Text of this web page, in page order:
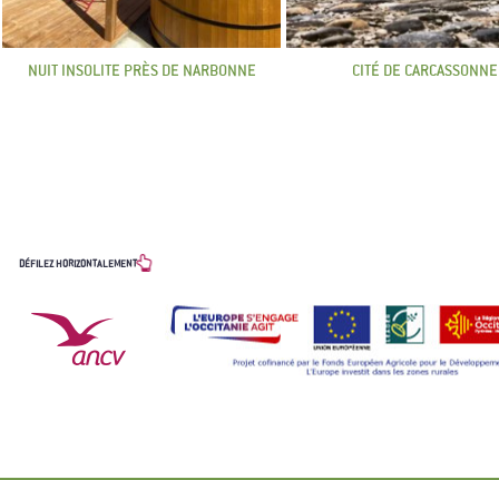
NUIT INSOLITE PRÈS DE NARBONNE CITÉ DE CARCASSONNE
DÉFILEZ HORIZONTALEMENT